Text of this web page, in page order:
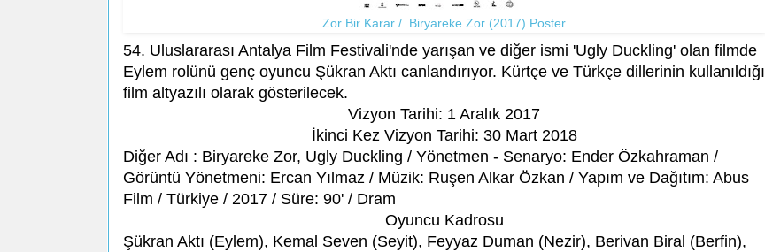
Zor Bir Karar / Biryareke Zor (2017) Poster
54. Uluslararası Antalya Film Festivali'nde yarışan ve diğer ismi 'Ugly Duckling' olan filmde
Eylem rolünü genç oyuncu Şükran Aktı canlandırıyor. Kürtçe ve Türkçe dillerinin kullanıldığı
film altyazılı olarak gösterilecek.
Vizyon Tarihi: 1 Aralık 2017
İkinci Kez Vizyon Tarihi: 30 Mart 2018
Diğer Adı : Biryareke Zor, Ugly Duckling / Yönetmen - Senaryo: Ender Özkahraman /
Görüntü Yönetmeni: Ercan Yılmaz / Müzik: Ruşen Alkar Özkan / Yapım ve Dağıtım: Abus
Film / Türkiye / 2017 / Süre: 90' / Dram
Oyuncu Kadrosu
Şükran Aktı (Eylem), Kemal Seven (Seyit), Feyyaz Duman (Nezir), Berivan Biral (Berfin),